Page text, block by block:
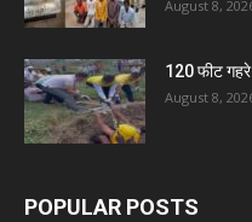
August 8,
120 फीट गहरे
August 8,
POPULAR POSTS